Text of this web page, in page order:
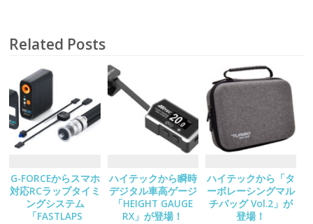
Related Posts
G-FORCEからスマホ
対応RCラップタイミ
ングシステム
「FASTLAPS
ハイテックから瞬時
デジタル車高ゲージ
「HEIGHT GAUGE
RX」が登場！
ハイテックから「タ
ーボレーシングマル
チバッグ Vol.2」が
登場！